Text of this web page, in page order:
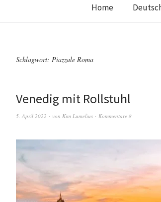
Home
Schlagwort: Piazzale Roma
Venedig mit Rollstuhl
5. April 2022 von Kim Lumelius Kommentare 8